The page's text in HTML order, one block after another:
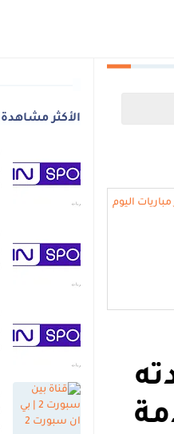
الأكثر مشاهدة